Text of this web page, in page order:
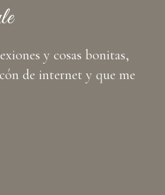
y cosas bonitas,
de internet y que me